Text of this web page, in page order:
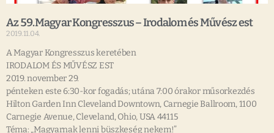
Az 59.Magyar Kongresszus – Irodalom és Művész est
2019.11.04.
A Magyar Kongresszus keretében
IRODALOM ÉS MŰVÉSZ EST
2019. november 29.
pénteken este 6:30-kor fogadás; utána 7:00 órakor műsorkezdés
Hilton Garden Inn Cleveland Downtown, Carnegie Ballroom, 1100
Carnegie Avenue, Cleveland, Ohio, USA 44115
Téma: „Magyarnak lenni büszkeség nekem!”